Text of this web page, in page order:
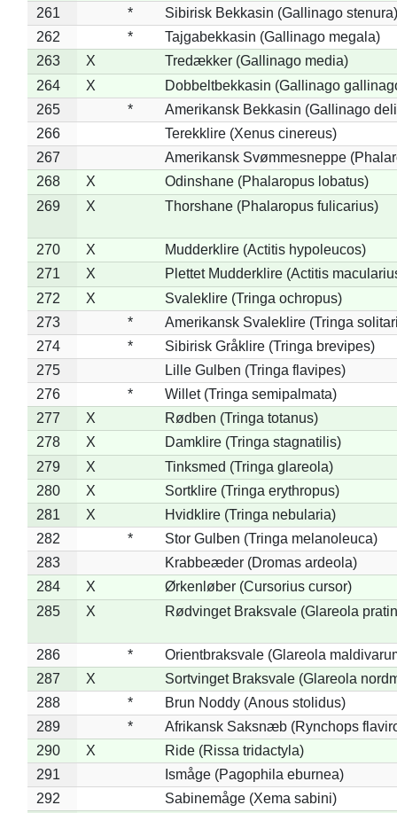
261
*
Sibirisk Bekkasin (Gallinago stenura)
262
*
Tajgabekkasin (Gallinago megala)
263
X
Tredækker (Gallinago media)
264
X
Dobbeltbekkasin (Gallinago
265
*
Amerikansk Bekkasin (Gallinago
266
Terekklire (Xenus cinereus)
267
Amerikansk Svømmesneppe
268
X
Odinshane (Phalaropus lobatus)
269
X Thorshane (Phalaropus fulicarius)
270 X
Mudderklire (Actitis hypoleucos)
271
X
Plettet Mudderklire (Actitis
272
X
Svaleklire (Tringa ochropus)
273
*
Amerikansk Svaleklire (Tringa
274
*
Sibirisk Gråklire (Tringa brevipes)
275
Lille Gulben (Tringa flavipes)
276
*
Willet (Tringa semipalmata)
277
X
Rødben (Tringa totanus)
278
X
Damklire (Tringa stagnatilis)
279
X
Tinksmed (Tringa glareola)
280
X
Sortklire (Tringa erythropus)
281
X
Hvidklire (Tringa nebularia)
282
*
Stor Gulben (Tringa melanoleuca)
283
Krabbeæder (Dromas ardeola)
284
X
Ørkenløber (Cursorius cursor)
285
X Rødvinget Braksvale (Glareola
286 *
Orientbraksvale (Glareola
287
X
Sortvinget Braksvale (Glareola
288
*
Brun Noddy (Anous stolidus)
289
*
Afrikansk Saksnæb (Rynchops
290
X
Ride (Rissa tridactyla)
291
Ismåge (Pagophila eburnea)
292
Sabinemåge (Xema sabini)